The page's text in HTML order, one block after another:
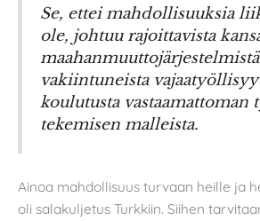
Se, ettei mahdollisuuksia
ole, johtuu rajoittavista
vakiintuneista
koulutusta vastaamattoman
tekemisen malleista.
Ainoa mahdollisuus turvaan heille ja
oli salakuljetus Turkkiin. Siihen